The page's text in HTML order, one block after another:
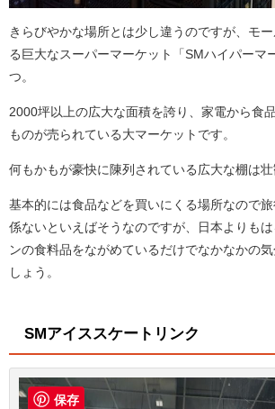
きらびやかな場所とは少し違うのですが、モ
る巨大なスーパーマーケット「SMハイパーマ
つ。
2000坪以上の広大な面積を誇り、家電から食
ものが売られている大マーケットです。
何もかもが豪快に陳列されている広大な棚は壮
基本的には食品などを買いにくる場所なので
係ないといえばそうなのですが、日本よりも
ンの食料品をながめているだけでなかなかの
しょう。
SMアイススケートリンク
保存